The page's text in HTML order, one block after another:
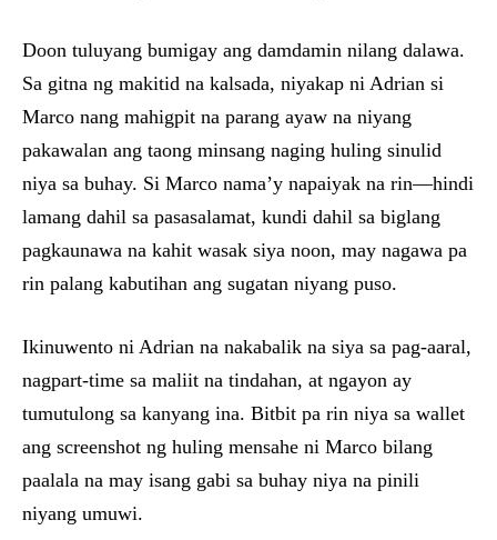
Doon tuluyang bumigay ang damdamin nilang dalawa.
Sa gitna ng makitid na kalsada, niyakap ni Adrian si
Marco nang mahigpit na parang ayaw na niyang
pakawalan ang taong minsang naging huling sinulid
niya sa buhay. Si Marco nama’y napaiyak na rin—hindi
lamang dahil sa pasasalamat, kundi dahil sa biglang
pagkaunawa na kahit wasak siya noon, may nagawa pa
rin palang kabutihan ang sugatan niyang puso.
Ikinuwento ni Adrian na nakabalik na siya sa pag-aaral,
nagpart-time sa maliit na tindahan, at ngayon ay
tumutulong sa kanyang ina. Bitbit pa rin niya sa wallet
ang screenshot ng huling mensahe ni Marco bilang
paalala na may isang gabi sa buhay niya na pinili
niyang umuwi.